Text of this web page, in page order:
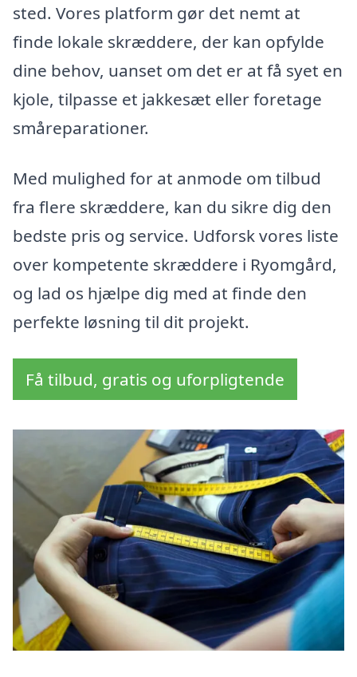
sted. Vores platform gør det nemt at
finde lokale skræddere, der kan opfylde
dine behov, uanset om det er at få syet en
kjole, tilpasse et jakkesæt eller foretage
småreparationer.
Med mulighed for at anmode om tilbud
fra flere skræddere, kan du sikre dig den
bedste pris og service. Udforsk vores liste
over kompetente skræddere i Ryomgård,
og lad os hjælpe dig med at finde den
perfekte løsning til dit projekt.
Få tilbud, gratis og uforpligtende